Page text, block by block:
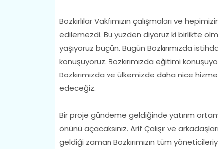
Bozkırlılar Vakfımızın çalışmaları ve
edilemezdi. Bu yüzden diyoruz ki birlikte
yaşıyoruz bugün. Bugün Bozkırımızda
konuşuyoruz. Bozkırımızda eğitimi
Bozkırımızda ve ülkemizde daha nice
edeceğiz.
Bir proje gündeme geldiğinde yatırım
önünü açacaksınız. Arif Çalışır ve
geldiği zaman Bozkırımızın tüm